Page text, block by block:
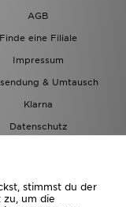
AGB
Finde eine Filiale
Impressum
& Umtausch
Klarna
Datenschutz
stimmst du der
zu, um die